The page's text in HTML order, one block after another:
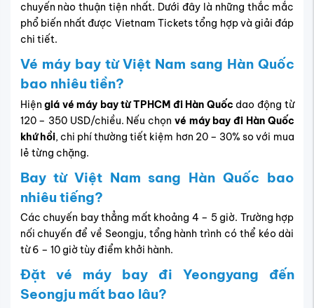
chuyến nào thuận tiện nhất. Dưới đây là những thắc mắc
phổ biến nhất được Vietnam Tickets tổng hợp và giải đáp
chi tiết.
Vé máy bay từ Việt Nam sang Hàn Quốc
bao nhiêu tiền?
Hiệngiá vé máy bay từ TPHCM đi Hàn Quốc dao động từ
120 – 350 USD/chiều. Nếu chọn vé máy bay đi Hàn Quốc
khứ hồi, chi phí thường tiết kiệm hơn 20 – 30% so với mua
lẻ từng chặng.
Bay từ Việt Nam sang Hàn Quốc bao
nhiêu tiếng?
Các chuyến bay thẳng mất khoảng 4 – 5 giờ. Trường hợp
nối chuyến để về Seongju, tổng hành trình có thể kéo dài
từ 6 – 10 giờ tùy điểm khởi hành.
Đặt vé máy bay đi Yeongyang đến
Seongju mất bao lâu?